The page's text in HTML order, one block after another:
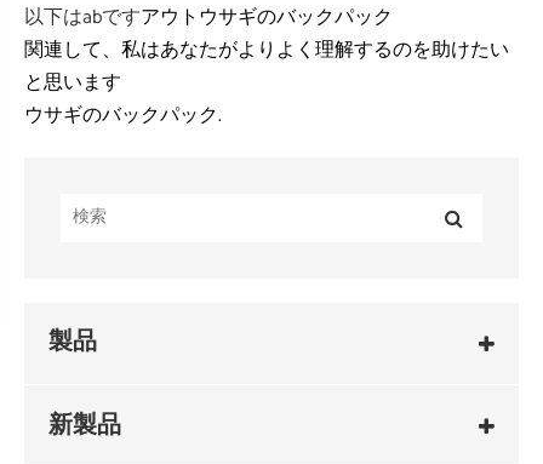
以下はabですアウト ウサギのバックパック
関連して、私はあなたがよりよく理解するのを助けたい
と思います
ウサギのバックパック.
製品
新製品